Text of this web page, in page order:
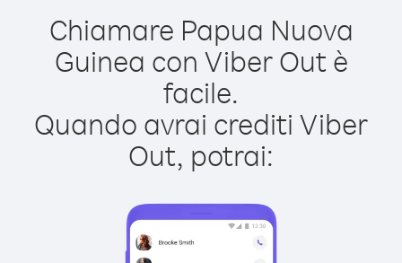
Chiamare Papua Nuova
Guinea con Viber Out è
facile.
Quando avrai crediti Viber
Out, potrai: